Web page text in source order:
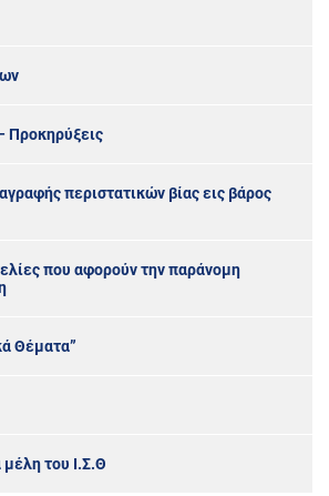
Προκηρύξεις
περιστατικών βίας εις βάρος
που αφορούν την παράνομη
Θέματα”
του Ι.Σ.Θ